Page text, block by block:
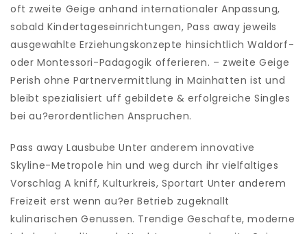
oft zweite Geige anhand internationaler Anpassung,
sobald Kindertageseinrichtungen, Pass away jeweils
ausgewahlte Erziehungskonzepte hinsichtlich Waldorf-
oder Montessori-Padagogik offerieren. – zweite Geige
Perish ohne Partnervermittlung in Mainhatten ist und
bleibt spezialisiert uff gebildete & erfolgreiche Singles
bei au?erordentlichen Anspruchen.
Pass away Lausbube Unter anderem innovative
Skyline-Metropole hin und weg durch ihr vielfaltiges
Vorschlag A kniff, Kulturkreis, Sportart Unter anderem
Freizeit erst wenn au?er Betrieb zugeknallt
kulinarischen Genussen. Trendige Geschafte, moderne